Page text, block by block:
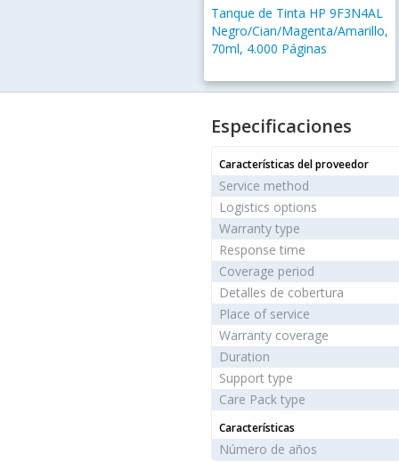
Tanque de Tinta HP 9F3N4AL
Negro/Cian/Magenta/Amarillo,
70ml, 4.000 Páginas
Especificaciones
Características del proveedor
Service method
Logistics options
Warranty type
Response time
Coverage period
Detalles de cobertura
Place of service
Warranty coverage
Duration
Support type
Care Pack type
Características
Número de años